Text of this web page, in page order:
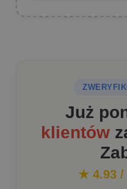
Już
klientów
★ 4.93 /